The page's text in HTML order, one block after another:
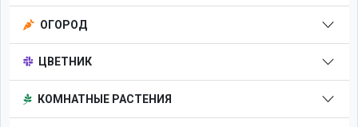
ОГОРОД
ЦВЕТНИК
КОМНАТНЫЕ РАСТЕНИЯ